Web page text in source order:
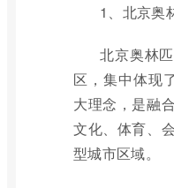
1、北京奥
北京奥林
区，集中体现
大理念，是融
文化、体育、
型城市区域。